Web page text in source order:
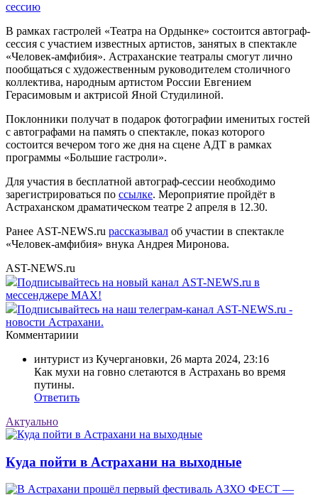
В рамках гастролей «Театра на Ордынке» состоится автограф-
сессия с участием известных артистов, занятых в спектакле
«Человек-амфибия». Астраханские театралы смогут лично
пообщаться с художественным руководителем столичного
коллектива, народным артистом России Евгением
Герасимовым и актрисой Яной Студилиной.
Поклонники получат в подарок фотографии именитых гостей
с автографами на память о спектакле, показ которого
состоится вечером того же дня на сцене АДТ в рамках
программы «Большие гастроли».
Для участия в бесплатной автограф-сессии необходимо
зарегистрироваться по ссылке. Мероприятие пройдёт в
Астраханском драматическом театре 2 апреля в 12.30.
Ранее AST-NEWS.ru рассказывал об участии в спектакле
«Человек-амфибия» внука Андрея Миронова.
AST-NEWS.ru
Подписывайтесь на новый канал AST-NEWS.ru в
мессенджере MAX!
Подписывайтесь на наш телеграм-канал AST-NEWS.ru -
новости Астрахани.
Комментариии
интурист из Кучергановки, 26 марта 2024, 23:16
Как мухи на говно слетаются в Астрахань во время
путины.
Ответить
Актуально
Куда пойти в Астрахани на выходные